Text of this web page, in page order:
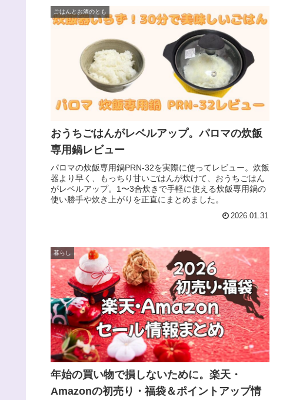
ごはんとお酒のとも
おうちごはんがレベルアップ。パロマの炊飯
専用鍋レビュー
パロマの炊飯専用鍋PRN-32を実際に使ってレビュー。炊飯
器より早く、もっちり甘いごはんが炊けて、おうちごはん
がレベルアップ。1〜3合炊きで手軽に使える炊飯専用鍋の
使い勝手や炊き上がりを正直にまとめました。
2026.01.31
暮らし
年始の買い物で損しないために。楽天・
Amazonの初売り・福袋＆ポイントアップ情